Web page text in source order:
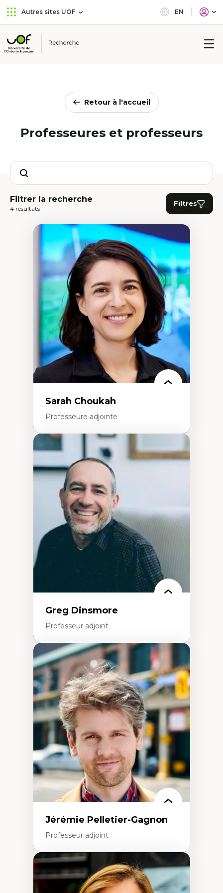
Aller
au
principal
Passer
au
Autres sites UOF EN
Université
Retour à l'accueil
Professeures et professeurs
Search
Filtrer la recherche
4 résultats
Filtres
Sarah Choukah
Professeure adjointe
Expertises
Démocratisation des nouvelles
technologies et biotechnologies
Données ouvertes
Bioart, programmation et électronique
créatives
Histoire sociale et culturelle des
technologies numériques
Résistances et droits numériques
Internet des objets
Métavers
Problématiques relatives à l’intelligence
artificielle, l’apprentissage machine et les
Féminismes et nouvelles technologies
Greg Dinsmore
Professeur adjoint
Expertises
Fragmentation des auditoires médiatiques
Analyse multi-plateforme des auditoires
médiatiques
Analyse des comportements numériques à
travers les données massives et l’IA
Recherche quantitative et qualitative sur
les auditoires médiatiques
Épistémologie des techniques de recherche
numérique et l’IA
Théorie des droits de la personne
La pensée politique d’Hannah Arendt
La pensée politique à l’ère numérique
Justice internationale et normes
internationales
Jérémie Pelletier-Gagnon
Professeur adjoint
Expertises
Études du jeu vidéo
Fouille de textes